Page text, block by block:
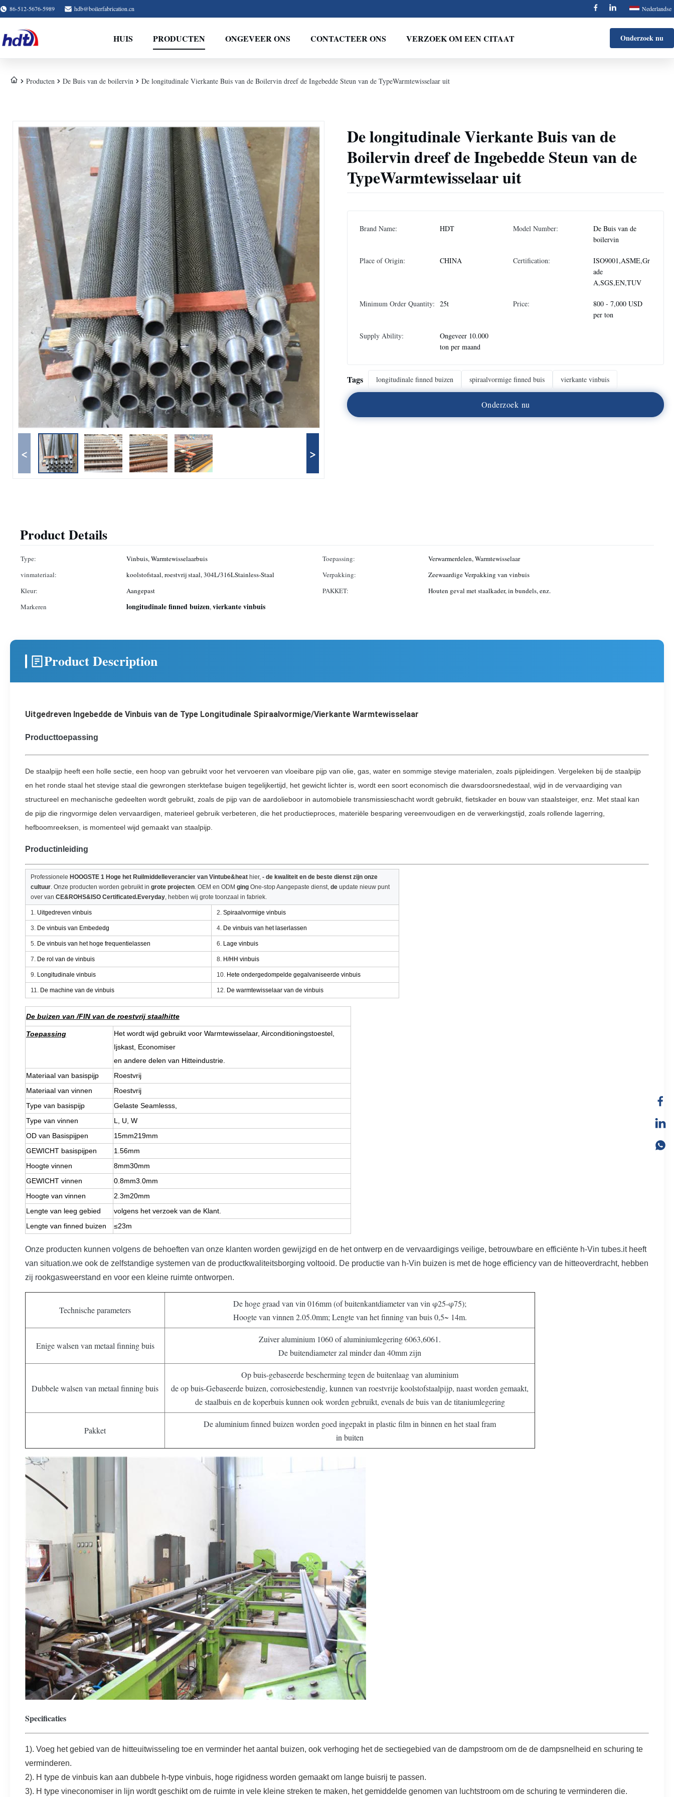
86-512-5676-5989 hdb@boilerfabrication.cn Nederlandse
HUIS PRODUCTEN ONGEVEER ONS CONTACTEER ONS VERZOEK OM EEN CITAAT Onderzoek nu
Producten De Buis van de boilervin De longitudinale Vierkante Buis van de Boilervin dreef de Ingebedde Steun van de TypeWarmtewisselaar uit
< >
De longitudinale Vierkante Buis van de
Boilervin dreef de Ingebedde Steun van de
TypeWarmtewisselaar uit
Brand Name: HDT Model Number:
De Buis van de
boilervin
Place of Origin: CHINA Certification:
ISO9001,ASME,Gr
ade
A,SGS,EN,TUV
Minimum Order Quantity: 25t Price:
800 - 7,000 USD
per ton
Supply Ability:
Ongeveer 10.000
ton per maand
Tags longitudinale finned buizen spiraalvormige finned buis vierkante vinbuis
Onderzoek nu
Product Details
Type: Vinbuis, Warmtewisselaarbuis Toepassing:
Verwarmerdelen, Warmtewisselaar
vinmateriaal:
koolstofstaal, roestvrij staal, 304L/316LStainless-Staal Verpakking:
Zeewaardige Verpakking van vinbuis
Kleur:
Aangepast PAKKET:
Houten geval met staalkader, in bundels, enz.
Markeren
longitudinale finned buizen,vierkante vinbuis
Product Description
Uitgedreven Ingebedde de Vinbuis van de Type Longitudinale Spiraalvormige/Vierkante Warmtewisselaar
Producttoepassing
De staalpijp heeft een holle sectie, een hoop van gebruikt voor het vervoeren van vloeibare pijp van olie, gas, water en sommige stevige materialen, zoals pijpleidingen. Vergeleken bij de staalpijp
en het ronde staal het stevige staal die gewrongen sterktefase buigen tegelijkertijd, het gewicht lichter is, wordt een soort economisch die dwarsdoorsnedestaal, wijd in de vervaardiging van
structureel en mechanische gedeelten wordt gebruikt, zoals de pijp van de aardolieboor in automobiele transmissieschacht wordt gebruikt, fietskader en bouw van staalsteiger, enz. Met staal kan
de pijp die ringvormige delen vervaardigen, materieel gebruik verbeteren, die het productieproces, materiële besparing vereenvoudigen en de verwerkingstijd, zoals rollende lagerring,
hefboomreeksen, is momenteel wijd gemaakt van staalpijp.
Productinleiding
Professionele HOOGSTE 1 Hoge het Ruilmiddelleverancier van Vintube&heat hier, - de kwaliteit en de beste dienst zijn onze
cultuur. Onze producten worden gebruikt in grote projecten. OEM en ODM ging One-stop Aangepaste dienst, de update nieuw punt
over van CE&ROHS&ISO Certificated.Everyday, hebben wij grote toonzaal in fabriek.
1. Uitgedreven vinbuis 2. Spiraalvormige vinbuis
3. De vinbuis van Embededg 4. De vinbuis van het laserlassen
5. De vinbuis van het hoge frequentielassen 6. Lage vinbuis
7. De rol van de vinbuis 8. H/HH vinbuis
9. Longitudinale vinbuis 10. Hete ondergedompelde gegalvaniseerde vinbuis
11. De machine van de vinbuis 12. De warmtewisselaar van de vinbuis
De buizen van /FIN van de roestvrij staalhitte
Toepassing
Het wordt wijd gebruikt voor Warmtewisselaar, Airconditioningstoestel,
Ijskast, Economiser
en andere delen van Hitteindustrie.
Materiaal van basispijp
Roestvrij
Materiaal van vinnen
Roestvrij
Type van basispijp
Gelaste Seamlesss,
Type van vinnen
L, U, W
OD van Basispijpen
15mm219mm
GEWICHT basispijpen
1.56mm
Hoogte vinnen
8mm30mm
GEWICHT vinnen
0.8mm3.0mm
Hoogte van vinnen
2.3m20mm
Lengte van leeg gebied
volgens het verzoek van de Klant.
Lengte van finned buizen
≤23m
Onze producten kunnen volgens de behoeften van onze klanten worden gewijzigd en de het ontwerp en de vervaardigings veilige, betrouwbare en efficiënte h-Vin tubes.it heeft
van situation.we ook de zelfstandige systemen van de productkwaliteitsborging voltooid. De productie van h-Vin buizen is met de hoge efficiency van de hitteoverdracht, hebben
zij rookgasweerstand en voor een kleine ruimte ontworpen.
Technische parameters
De hoge graad van vin 016mm (of buitenkantdiameter van vin φ25-φ75);
Hoogte van vinnen 2.05.0mm; Lengte van het finning van buis 0,5~ 14m.
Enige walsen van metaal finning buis
Zuiver aluminium 1060 of aluminiumlegering 6063,6061.
De buitendiameter zal minder dan 40mm zijn
Dubbele walsen van metaal finning buis
Op buis-gebaseerde bescherming tegen de buitenlaag van aluminium
de op buis-Gebaseerde buizen, corrosiebestendig, kunnen van roestvrije koolstofstaalpijp, naast worden gemaakt,
de staalbuis en de koperbuis kunnen ook worden gebruikt, evenals de buis van de titaniumlegering
Pakket
De aluminium finned buizen worden goed ingepakt in plastic film in binnen en het staal fram
in buiten
Specificaties
1). Voeg het gebied van de hitteuitwisseling toe en verminder het aantal buizen, ook verhoging het de sectiegebied van de dampstroom om de de dampsnelheid en schuring te
verminderen.
2). H type de vinbuis kan aan dubbele h-type vinbuis, hoge rigidness worden gemaakt om lange buisrij te passen.
3). H type vineconomiser in lijn wordt geschikt om de ruimte in vele kleine streken te maken, het gemiddelde genomen van luchtstroom om de schuring te verminderen die.